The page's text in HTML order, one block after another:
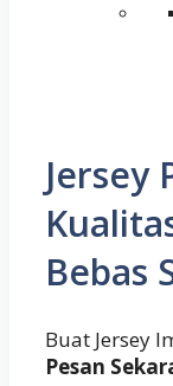
Jersey
Bebas
Buat Jersey
Pesan